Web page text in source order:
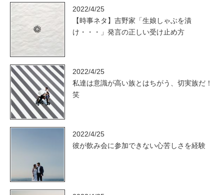
2022/4/25
【時事ネタ】吉野家「生娘しゃぶを漬
け・・・」発言の正しい受け止め方
2022/4/25
私達は意識が高い族とはちがう、切実族だ！
笑
2022/4/25
彼が飲み会に参加できない心苦しさを経験